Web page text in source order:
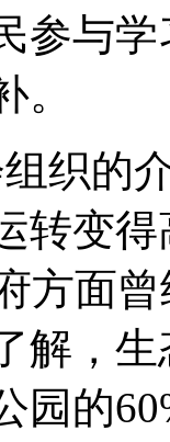
参与
织的
转变
方面
解，
园的